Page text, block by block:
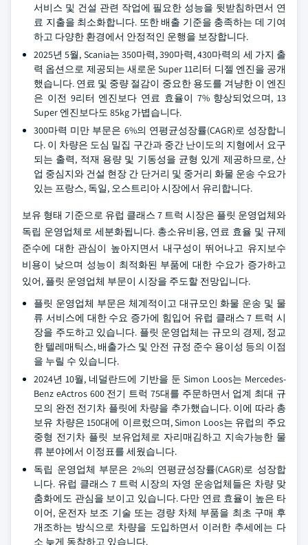
서비스 및 건설 관련 작업에 필요한 성능을 뒷받침하면서 연
료 지출을 최소화합니다. 또한 배출 기준을 충족하는 데 기여
하고 다양한 환경에서 안정적인 운행을 보장합니다.
2025년 5월, Scania는 350마력, 390마력, 430마력의 세 가지 출
력 옵션으로 제공되는 새로운 Super 11리터 디젤 엔진을 공개
했습니다. 연료 및 중량 절감이 중요한 용도를 겨냥한 이 엔진
은 이전 9리터 엔진보다 연료 효율이 7% 향상되었으며, 13
Super 엔진보다도 85kg 가볍습니다.
300마력 미만 부문은 6%의 연평균성장률(CAGR)로 성장합니
다. 이 차량은 도심 밀집 구간과 중간 난이도의 지형에서 요구
되는 출력, 적재 용량 및 기동성을 균형 있게 제공하므로, 산
업 중심지와 건설 현장 간 단거리 및 중거리 화물 운송 수요가
있는 프랑스, 독일, 오스트리아 시장에서 유리합니다.
보유 형태 기준으로 유럽 클래스 7 트럭 시장은 플릿 운영업체와
독립 운영업체로 세분화됩니다. 총소유비용, 연료 효율 및 규제
준수에 대한 관심이 높아지면서 내구성이 뛰어나고 유지보수
비용이 낮으며 성능이 최적화된 부품에 대한 수요가 증가하고
있어, 플릿 운영업체 부문이 시장을 주도할 전망입니다.
플릿 운영업체 부문은 체계적이고 대규모인 화물 운송 및 물
류 서비스에 대한 수요 증가에 힘입어 유럽 클래스 7 트럭 시
장을 주도하고 있습니다. 플릿 운영업체는 규모의 경제, 정교
한 텔레매틱스, 배출가스 및 안전 규정 준수 용이성 등의 이점
을 누릴 수 있습니다.
2024년 10월, 네덜란드에 기반을 둔 Simon Loos는 Mercedes-
Benz eActros 600 전기 트럭 75대를 주문하면서 업계 최대 규
모의 완전 전기차 플릿에 차량을 추가했습니다. 이에 따라 총
보유 차량은 150대에 이르렀으며, Simon Loos는 유럽의 주요
중형 전기차 플릿 보유업체로 자리매김하고 지속가능한 물
류 분야에서 이정표를 세웠습니다.
독립 운영업체 부문은 2%의 연평균성장률(CAGR)로 성장합
니다. 유럽 클래스 7 트럭 시장의 자영 운송업체들은 차량 맞
춤화에도 관심을 보이고 있습니다. 다만 연료 효율이 높은 타
이어, 운전자 보조 기술 또는 경량 차체 부품을 최초 구매 후
개조하는 방식으로 차량을 도입하면서 이러한 추세에는 다
소 늦게 동참하고 있습니다.